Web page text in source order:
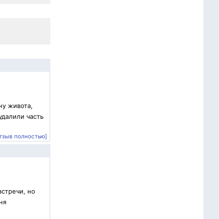
живота,
часть
полностью]
но